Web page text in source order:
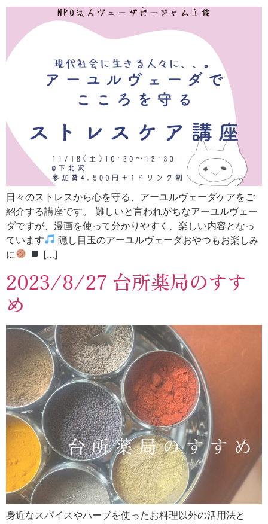
日々のストレスから心を守る、アーユルヴェーダケアをご
紹介する講座です。 難しいと言われがちなアーユルヴェー
ダですが、漫画を使って分かりやすく、楽しい内容となっ
ています
隠し目玉のアーユルヴェーダおやつもお楽しみ
に
[…]
2023/8/27 台所薬局のすす
め
身近なスパイスやハーブを使ったお料理以外の活用法と